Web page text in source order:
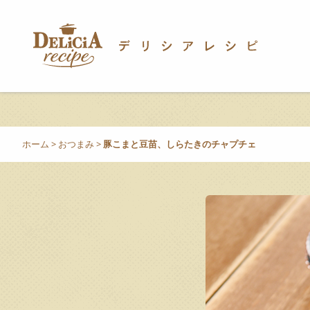
ホーム > おつまみ> 豚こまと豆苗、しらたきのチャプチェ